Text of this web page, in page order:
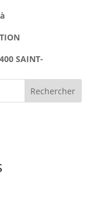
SAINT-
Rechercher